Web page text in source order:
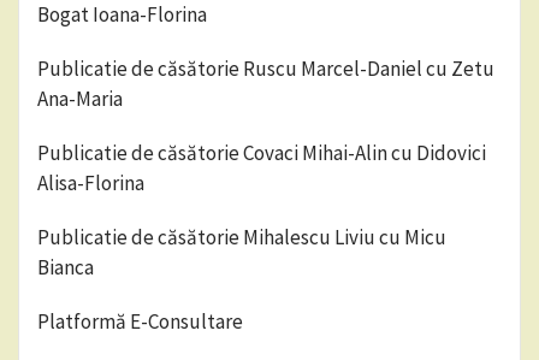
Bogat Ioana-Florina
Publicatie de căsătorie Ruscu Marcel-Daniel cu Zetu
Ana-Maria
Publicatie de căsătorie Covaci Mihai-Alin cu Didovici
Alisa-Florina
Publicatie de căsătorie Mihalescu Liviu cu Micu
Bianca
Platformă E-Consultare